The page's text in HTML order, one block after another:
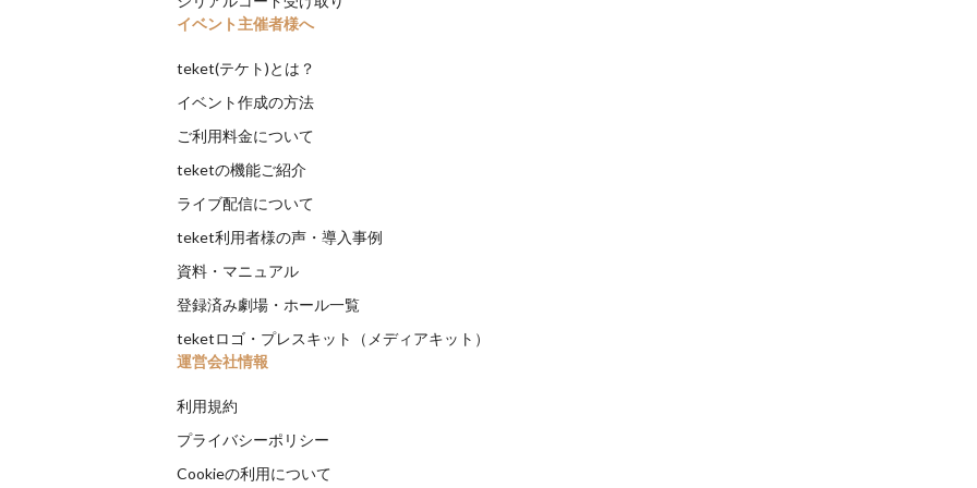
イベント主催者様へ
teket(テケト)とは？
イベント作成の方法
ご利用料金について
teketの機能ご紹介
ライブ配信について
teket利用者様の声・導入事例
資料・マニュアル
登録済み劇場・ホール一覧
teketロゴ・プレスキット（メディアキット）
運営会社情報
利用規約
プライバシーポリシー
Cookieの利用について